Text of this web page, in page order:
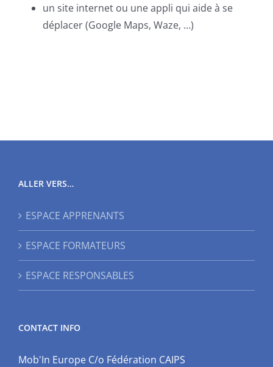
un site internet ou une appli qui aide à se
déplacer (Google Maps, Waze, …)
ALLER VERS…
ESPACE APPRENANTS
ESPACE FORMATEURS
ESPACE RESPONSABLES
CONTACT INFO
Mob'In Europe C/o Fédération CAIPS